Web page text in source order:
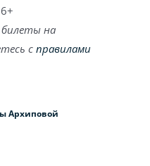
6+
на
справилами
Архиповой